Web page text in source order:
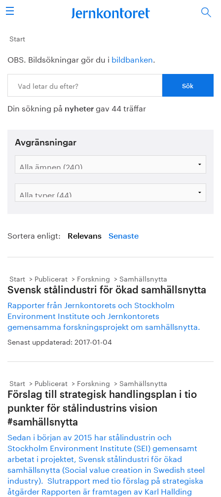
Sök
Stålindustrin
Vision 2050
Forskning/utbildning
Energi/miljö
Vi tycker
Bildbank
Start
OBS. Bildsökningar gör du i bildbanken.
Din sökning på nyheter gav 44 träffar
Avgränsningar
Sortera enligt: Relevans Senaste
Start Publicerat Forskning Samhällsnytta
Svensk stålindustri för ökad samhällsnytta
Rapporter från Jernkontorets och Stockholm
Environment Institute och Jernkontorets
gemensamma forskningsprojekt om samhällsnytta.
Senast uppdaterad: 2017-01-04
Start Publicerat Forskning Samhällsnytta
Förslag till strategisk handlingsplan i tio
punkter för stålindustrins vision
#samhällsnytta
Sedan i början av 2015 har stålindustrin och
Stockholm Environment Institute (SEI) gemensamt
arbetat i projektet, Svensk stålindustri för ökad
samhällsnytta (Social value creation in Swedish steel
industry). Slutrapport med tio förslag på strategiska
åtgärder Rapporten är framtagen av Karl Hallding